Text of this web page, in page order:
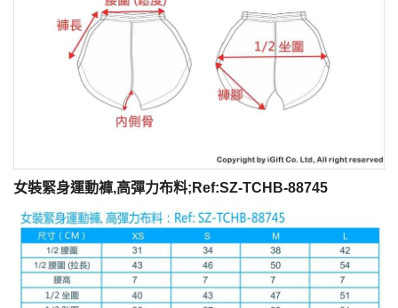
女裝緊身運動褲,高彈力布料;Ref:SZ-TCHB-88745